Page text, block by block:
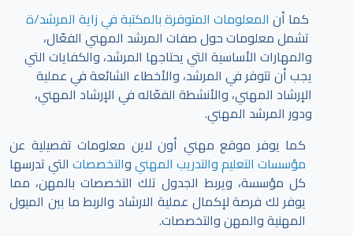
كما أن المعلومات المتوفرة بالمكتبة في زاية المرشد/ة
تشمل معلومات حول صفات المرشد المهني الفعّال،
والمهارات الأساسية التي يحتاجها المرشد، والكفايات التي
يجب أن تتوفر في المرشد، والأخطاء الشائعة في عملية
الإرشاد المهني، والأنشطة الفعّاله في الإرشاد المهني،
ودور المرشد المهني.
كما يوفر موقع مهني أون لاين معلومات تفصيلية عن
مؤسسات التعليم والتدريب المهنيوالتخصصات التي تدرسها
كل مؤسسة، ويربط الجدول تلك التخصصات بالمهن، مما
يوفر لك فرصة لإكمال عملية الارشاد والربط ما بين الميول
المهنية والمهن والتخصصات.